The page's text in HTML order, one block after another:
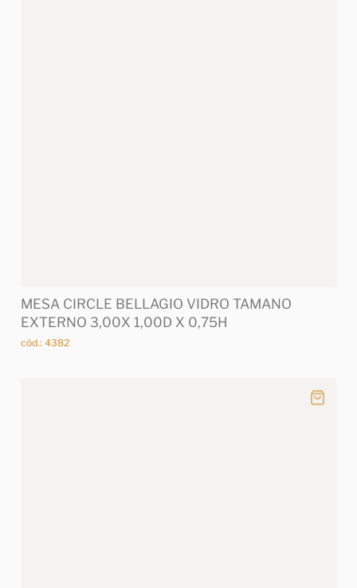
MESA CIRCLE BELLAGIO VIDRO TAMANO
EXTERNO 3,00X 1,00D X 0,75H
cód.: 4382